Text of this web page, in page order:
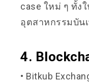
case ใหม่ ๆ ทั้ง
อุตสาหกรรมบัน
4.
• Bitkub